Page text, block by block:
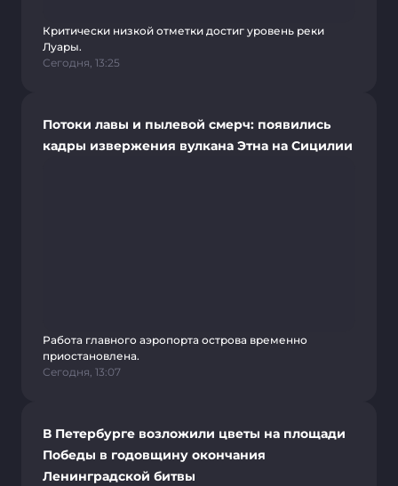
Критически низкой отметки достиг уровень реки
Луары.
Сегодня, 13:25
Потоки лавы и пылевой смерч: появились
кадры извержения вулкана Этна на Сицилии
Работа главного аэропорта острова временно
приостановлена.
Сегодня, 13:07
В Петербурге возложили цветы на площади
Победы в годовщину окончания
Ленинградской битвы